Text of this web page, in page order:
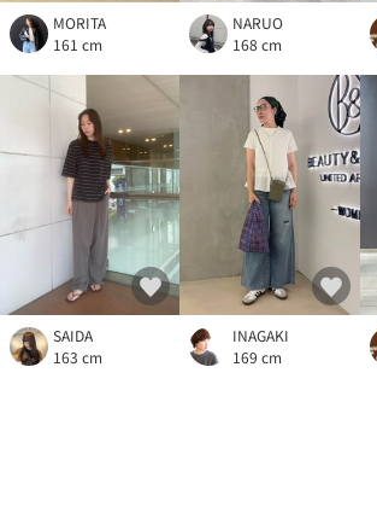
MORITA
161 cm
NARUO
168 cm
SAIDA
163 cm
INAGAKI
169 cm